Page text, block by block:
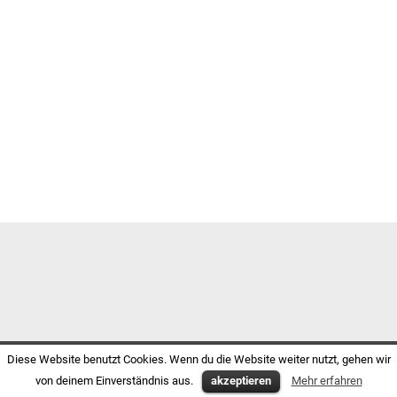
Diese Website benutzt Cookies. Wenn du die Website weiter nutzt, gehen wir
von deinem Einverständnis aus.
akzeptieren Mehr erfahren